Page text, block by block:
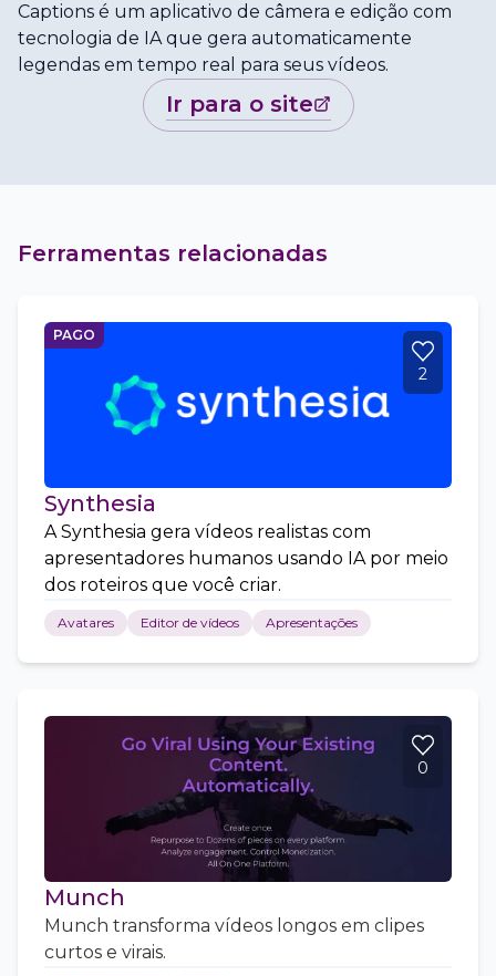
Captions é um aplicativo de câmera e edição com
tecnologia de IA que gera automaticamente
legendas em tempo real para seus vídeos.
ir para o site
Ferramentas relacionadas
PAGO
2
Synthesia
A Synthesia gera vídeos realistas com
apresentadores humanos usando IA por meio
dos roteiros que você criar.
Avatares Editor de vídeos Apresentações
0
Munch
Munch transforma vídeos longos em clipes
curtos e virais.